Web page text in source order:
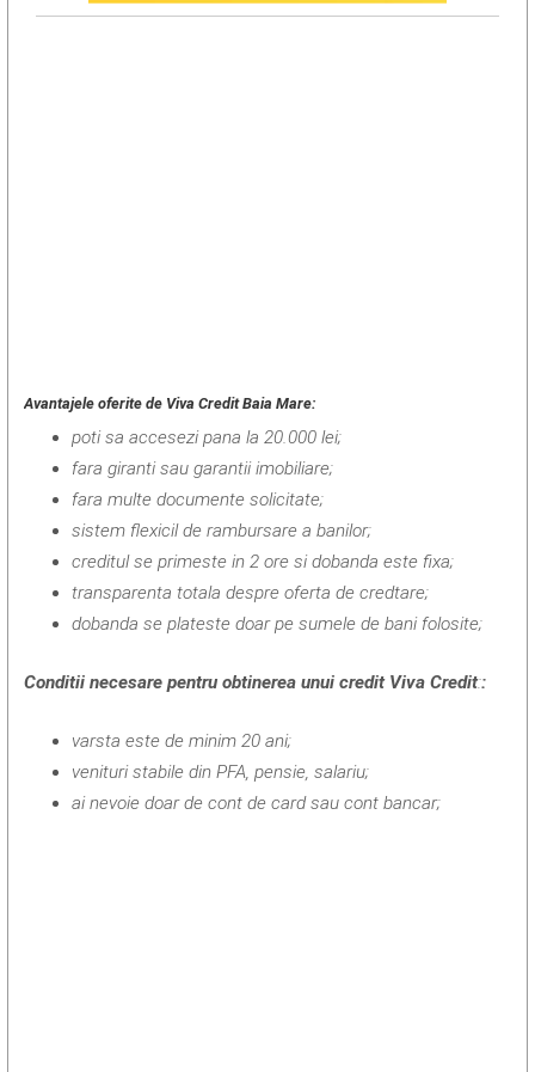
Avantajele oferite de Viva Credit Baia Mare:
poti sa accesezi pana la 20.000 lei;
fara giranti sau garantii imobiliare;
fara multe documente solicitate;
sistem flexicil de rambursare a banilor;
creditul se primeste in 2 ore si dobanda este fixa;
transparenta totala despre oferta de credtare;
dobanda se plateste doar pe sumele de bani folosite;
Conditii necesare pentru obtinerea unui credit Viva Credit::
varsta este de minim 20 ani;
venituri stabile din PFA, pensie, salariu;
ai nevoie doar de cont de card sau cont bancar;